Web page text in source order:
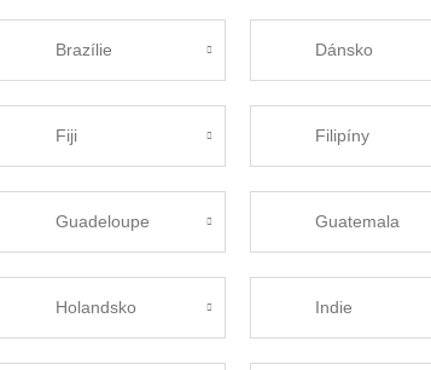
Brazílie Dánsko
Fiji Filipíny
Guadeloupe Guatemala
Holandsko Indie